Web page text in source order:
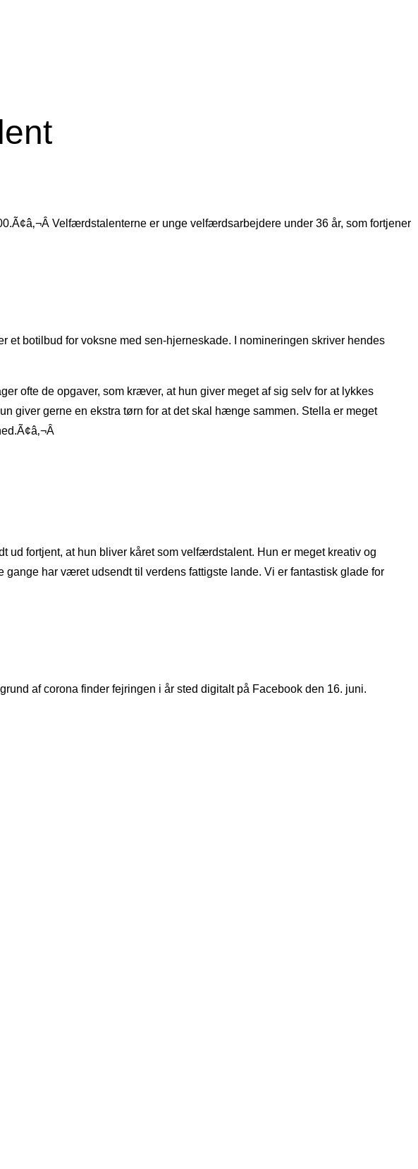
Velfærdstalenterne er unge velfærdsarbejdere under 36 år, som fortjener
et botilbud for voksne med sen-hjerneskade. I nomineringen skriver hendes
ofte de opgaver, som kræver, at hun giver meget af sig selv for at lykkes
giver gerne en ekstra tørn for at det skal hænge sammen. Stella er meget
fortjent, at hun bliver kåret som velfærdstalent. Hun er meget kreativ og
har været udsendt til verdens fattigste lande. Vi er fantastisk glade for
af corona finder fejringen i år sted digitalt på Facebook den 16. juni.